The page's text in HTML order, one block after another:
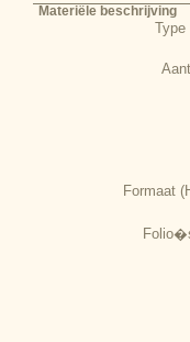
Materiële beschrijving
Type
Formaat